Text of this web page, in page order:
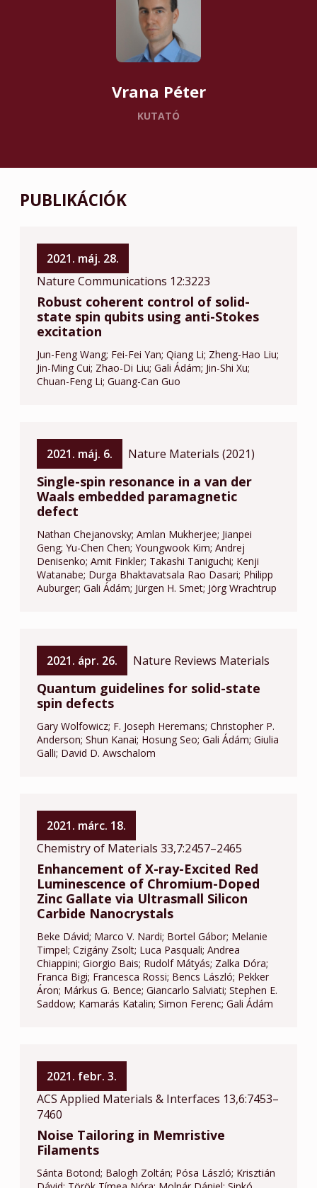
Vrana Péter
KUTATÓ
PUBLIKÁCIÓK
2021. máj. 28.
Nature Communications 12:3223
Robust coherent control of solid-
state spin qubits using anti-Stokes
excitation
Jun-Feng Wang Fei-Fei Yan Qiang Li Zheng-Hao Liu
Jin-Ming Cui Zhao-Di Liu Gali Ádám Jin-Shi Xu
Chuan-Feng Li Guang-Can Guo
2021. máj. 6. Nature Materials (2021)
Single-spin resonance in a van der
Waals embedded paramagnetic
defect
Nathan Chejanovsky Amlan Mukherjee Jianpei
Geng Yu-Chen Chen Youngwook Kim Andrej
Denisenko Amit Finkler Takashi Taniguchi Kenji
Watanabe Durga Bhaktavatsala Rao Dasari Philipp
Auburger Gali Ádám Jürgen H. Smet Jörg Wrachtrup
2021. ápr. 26. Nature Reviews Materials
Quantum guidelines for solid-state
spin defects
Gary Wolfowicz F. Joseph Heremans Christopher P.
Anderson Shun Kanai Hosung Seo Gali Ádám Giulia
Galli David D. Awschalom
2021. márc. 18.
Chemistry of Materials 33,7:2457–2465
Enhancement of X-ray-Excited Red
Luminescence of Chromium-Doped
Zinc Gallate via Ultrasmall Silicon
Carbide Nanocrystals
Beke Dávid Marco V. Nardi Bortel Gábor Melanie
Timpel Czigány Zsolt Luca Pasquali Andrea
Chiappini Giorgio Bais Rudolf Mátyás Zalka Dóra
Franca Bigi Francesca Rossi Bencs László Pekker
Áron Márkus G. Bence Giancarlo Salviati Stephen E.
Saddow Kamarás Katalin Simon Ferenc Gali Ádám
2021. febr. 3.
ACS Applied Materials & Interfaces 13,6:7453–
7460
Noise Tailoring in Memristive
Filaments
Sánta Botond Balogh Zoltán Pósa László Krisztián